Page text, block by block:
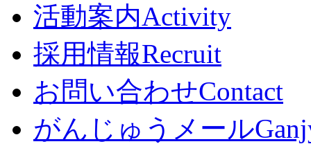
活動案内Activity
採用情報Recruit
お問い合わせContact
がんじゅうメール